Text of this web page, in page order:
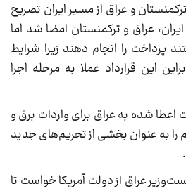
و عراق از مسیر ایران تصریح
عراق و ترکمنستان امضا شد اما
پرداخت را انجام دهند زیرا شرایط
این قرارداد عملا به مرحله اجرا
اعطا شده به عراق برای واردات برق و
را به عنوان بخشی از تحریم‌های جدید
عراق از دولت آمریکا خواست تا